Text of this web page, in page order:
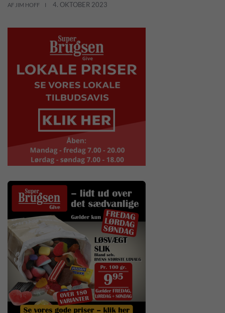
AF JIM HOFF 4. OKTOBER 2023